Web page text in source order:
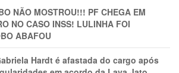
NÃO MOSTROU!!! PF CHEGA EM
NO CASO INSS! LULINHA FOI
ABAFOU
Hardt é afastada do cargo após